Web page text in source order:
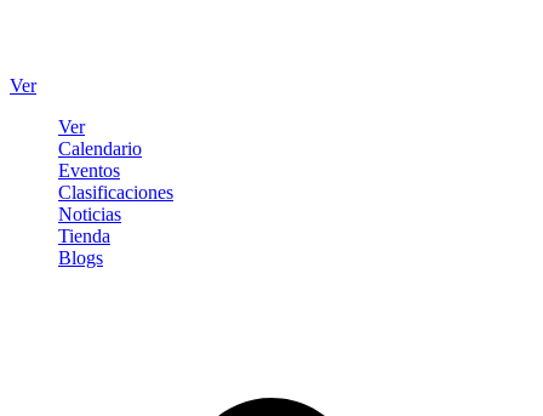
Ver
Ver
Calendario
Eventos
Clasificaciones
Noticias
Tienda
Blogs